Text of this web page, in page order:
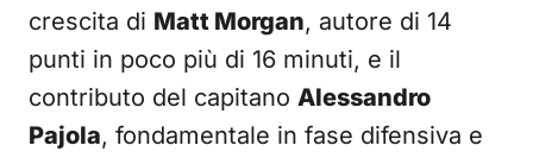
crescita di Matt Morgan, autore di 14
punti in poco più di 16 minuti, e il
contributo del capitano Alessandro
Pajola, fondamentale in fase difensiva e